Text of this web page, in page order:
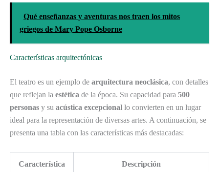
Qué enseñanzas y aventuras nos traen los mitos
griegos de Mary Pope Osborne
Características arquitectónicas
El teatro es un ejemplo de arquitectura neoclásica, con detalles
que reflejan la estética de la época. Su capacidad para 500
personas y su acústica excepcional lo convierten en un lugar
ideal para la representación de diversas artes. A continuación, se
presenta una tabla con las características más destacadas:
Característica Descripción